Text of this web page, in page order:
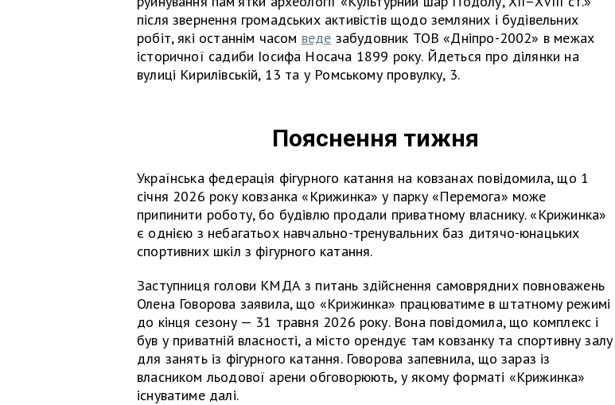
після звернення громадських активістів щодо земляних і будівельних
робіт, які останнім часом веде забудовник ТОВ «Дніпро-2002» в межах
історичної садиби Іосифа Носача 1899 року. Йдеться про ділянки на
вулиці Кирилівській, 13 та у Ромському провулку, 3.
Пояснення тижня
Українська федерація фігурного катання на ковзанах повідомила, що 1
січня 2026 року ковзанка «Крижинка» у парку «Перемога» може
припинити роботу, бо будівлю продали приватному власнику. «Крижинка»
є однією з небагатьох навчально-тренувальних баз дитячо-юнацьких
спортивних шкіл з фігурного катання.
Заступниця голови КМДА з питань здійснення самоврядних повноважень
Олена Говорова заявила, що «Крижинка» працюватиме в штатному режимі
до кінця сезону — 31 травня 2026 року. Вона повідомила, що комплекс і
був у приватній власності, а місто орендує там ковзанку та спортивну залу
для занять із фігурного катання. Говорова запевнила, що зараз із
власником льодової арени обговорюють, у якому форматі «Крижинка»
існуватиме далі.